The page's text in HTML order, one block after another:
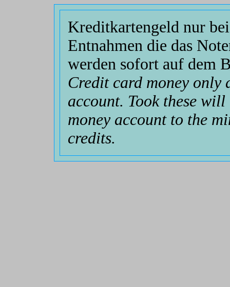
Kreditkartengeld nur
Entnahmen die das
werden sofort auf dem
Credit card money only
account. Took these
money account to the
credits.